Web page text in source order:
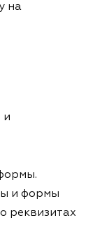
на
и
и формы
реквизитах